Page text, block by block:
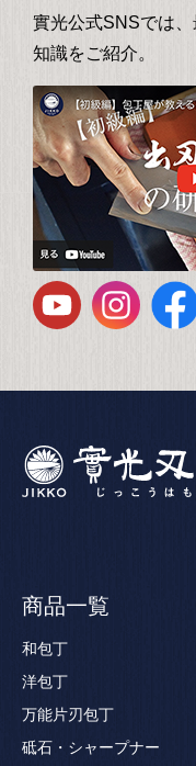
實光公式SNSでは
知識をご紹介。
商品一覧
和包丁
洋包丁
万能片刃包丁
砥石・シャープナー